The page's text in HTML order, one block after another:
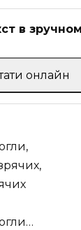
в
онлайн